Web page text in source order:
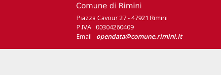
Piazza Cavour 27 - 47921 Rimini
P.IVA 00304260409
Email opendata@comune.rimini.it